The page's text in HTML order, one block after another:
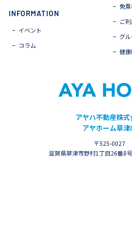
INFORMATION
イベント
コラム
免
ご
グ
健
アヤハ不動産株式
アヤホーム草津
〒525-0027
滋賀県草津市野村1丁目26番8号